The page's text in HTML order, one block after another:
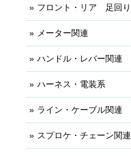
フロント・リア 足回り
メーター関連
ハンドル・レバー関連
ハーネス・電装系
ライン・ケーブル関連
スプロケ・チェーン関連